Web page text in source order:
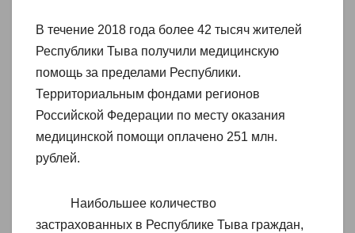
В течение 2018 года более 42 тысяч жителей
Республики Тыва получили медицинскую
помощь за пределами Республики.
Территориальным фондами регионов
Российской Федерации по месту оказания
медицинской помощи оплачено 251 млн.
рублей.
Наибольшее количество
застрахованных в Республике Тыва граждан,